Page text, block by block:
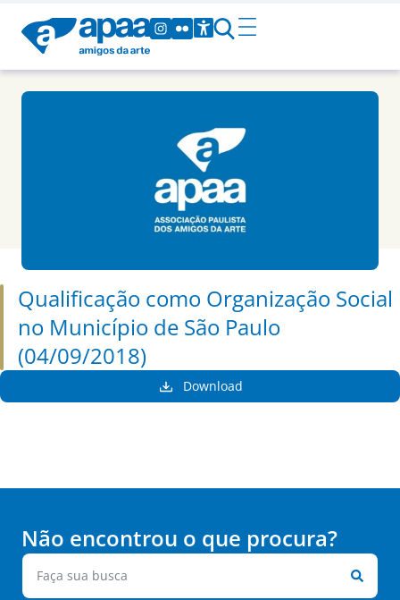
Qualificação como Organização Social
no Município de São Paulo
(04/09/2018)
Download
Não encontrou o que procura?